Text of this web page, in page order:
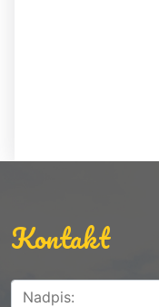
Kontakt